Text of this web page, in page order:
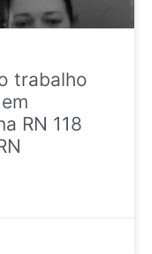
trabalho
RN 118